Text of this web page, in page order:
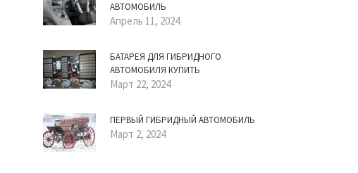
АВТОМОБИЛЬ
Апрель 11, 2024
БАТАРЕЯ ДЛЯ ГИБРИДНОГО
АВТОМОБИЛЯ КУПИТЬ
Март 22, 2024
ПЕРВЫЙ ГИБРИДНЫЙ АВТОМОБИЛЬ
Март 2, 2024